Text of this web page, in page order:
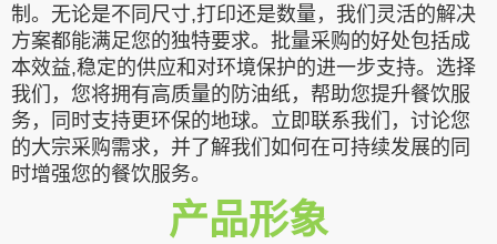
制。无论是不同尺寸,打印还是数量，我们灵活的解决
方案都能满足您的独特要求。批量采购的好处包括成
本效益,稳定的供应和对环境保护的进一步支持。选择
我们，您将拥有高质量的防油纸，帮助您提升餐饮服
务，同时支持更环保的地球。立即联系我们，讨论您
的大宗采购需求，并了解我们如何在可持续发展的同
时增强您的餐饮服务。
产品形象